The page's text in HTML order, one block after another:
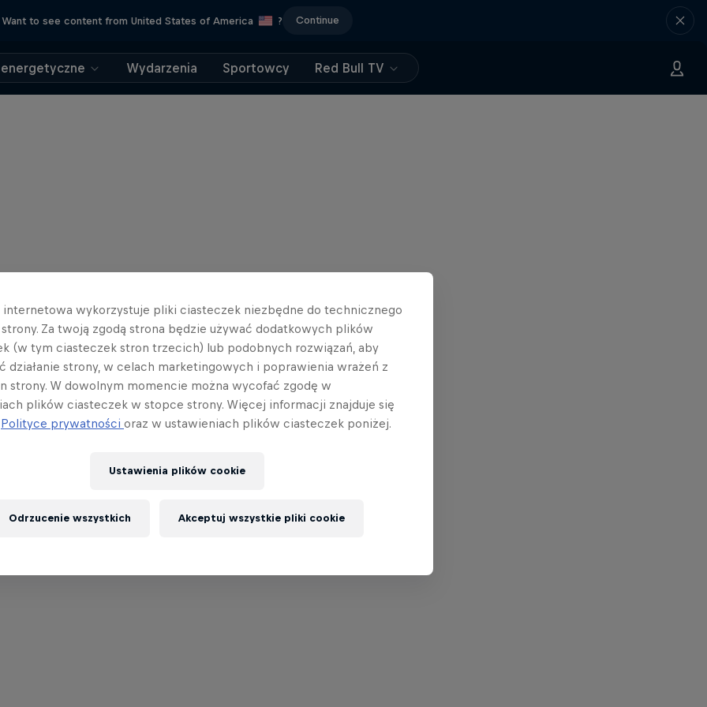
Want to see content from United States of America ? Continue
Wydarzenia Sportowcy Red Bull TV
internetowa wykorzystuje pliki ciasteczek niezbędne do technicznego
strony. Za twoją zgodą strona będzie używać dodatkowych plików
(w tym ciasteczek stron trzecich) lub podobnych rozwiązań, aby
działanie strony, w celach marketingowych i poprawienia wrażeń z
strony. W dowolnym momencie można wycofać zgodę w
plików ciasteczek w stopce strony. Więcej informacji znajduje się
Polityce prywatności oraz w ustawieniach plików ciasteczek poniżej.
Ustawienia plików cookie
Odrzucenie wszystkich Akceptuj wszystkie pliki cookie